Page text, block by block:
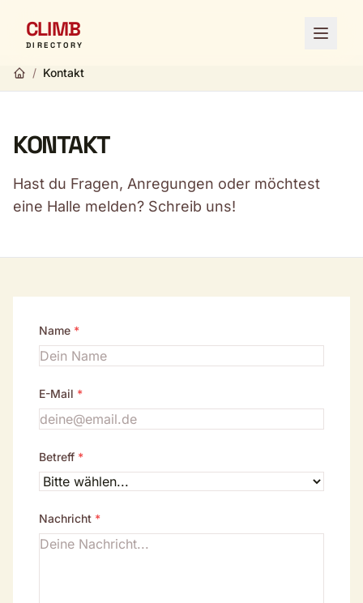
CLIMB
DIRECTORY Menü
/ Kontakt
KONTAKT
Hast du Fragen, Anregungen oder möchtest
eine Halle melden? Schreib uns!
Name *
E-Mail *
Betreff *
Nachricht *